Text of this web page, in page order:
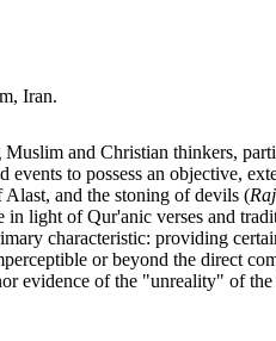
Iran.
and Christian thinkers,
to possess an objective,
Alast, and the stoning of devils (
in light of Qur'anic verses and
characteristic: providing
or beyond the direct
evidence of the "unreality" of